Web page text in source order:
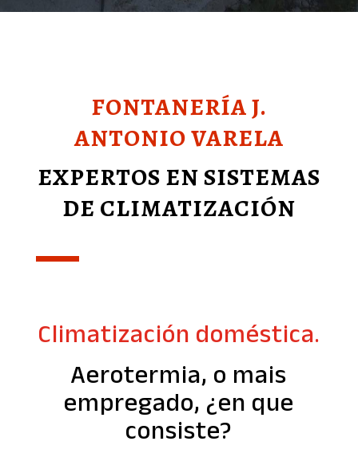
FONTANERÍA J.
ANTONIO VARELA
EXPERTOS EN SISTEMAS
DE CLIMATIZACIÓN
Climatización doméstica.
Aerotermia, o mais
empregado, ¿en que
consiste?